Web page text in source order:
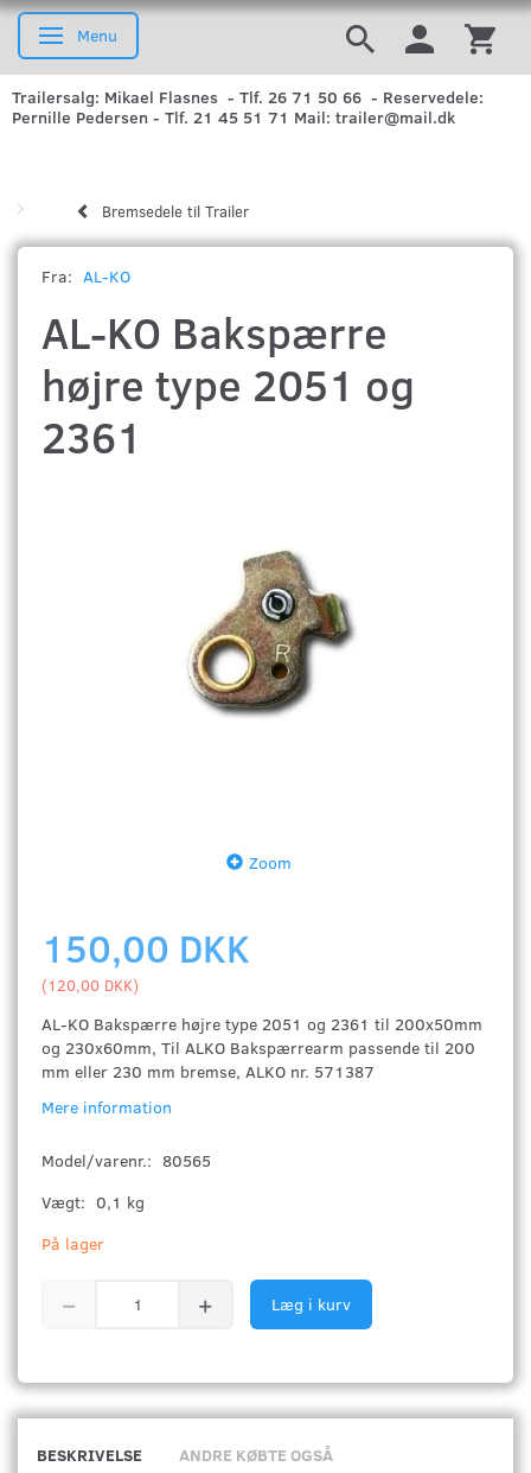
Skifte navigation
Menu
Trailersalg: Mikael Flasnes - Tlf. 26 71 50 66 - Reservedele:
Pernille Pedersen - Tlf. 21 45 51 71 Mail: trailer@mail.dk
Bremsedele til Trailer
Fra: AL-KO
AL-KO Bakspærre
højre type 2051 og
2361
Zoom
150,00 DKK
(120,00 DKK)
AL-KO Bakspærre højre type 2051 og 2361 til 200x50mm
og 230x60mm, Til ALKO Bakspærrearm passende til 200
mm eller 230 mm bremse, ALKO nr. 571387
Mere information
Model/varenr.: 80565
Vægt: 0,1 kg
På lager
Læg i kurv
BESKRIVELSE ANDRE KØBTE OGSÅ